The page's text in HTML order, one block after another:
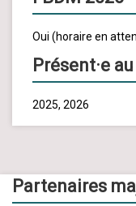
Oui (horaire en
Présent·e
2025, 2026
Partenaires